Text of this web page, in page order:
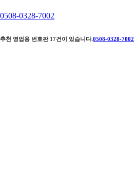
0508-0328-7002
추천 영업용 번호판 17건이 있습니다.0508-0328-7002